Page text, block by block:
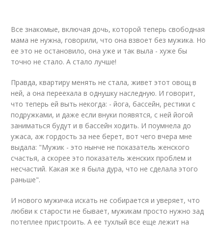
Все знакомые, включая дочь, которой теперь свободная
мама не нужна, говорили, что она взвоет без мужика. Но
ее это не остановило, она уже и так выла - хуже бы
точно не стало. А стало лучше!
Правда, квартиру менять не стала, живет этот овощ в
ней, а она переехала в однушку наследную. И говорит,
что теперь ей выть некогда: - йога, бассейн, рестики с
подружками, и даже если внуки появятся, с ней йогой
заниматься будут и в бассейн ходить. И поумнела до
ужаса, аж гордость за нее берет, вот чего вчера мне
выдала: "Мужик - это нынче не показатель женского
счастья, а скорее это показатель женских проблем и
несчастий. Какая же я была дура, что не сделала этого
раньше".
И нового мужичка искать не собирается и уверяет, что
любви к старости не бывает, мужикам просто нужно зад
потеплее пристроить. А ее тухлый все еще лежит на